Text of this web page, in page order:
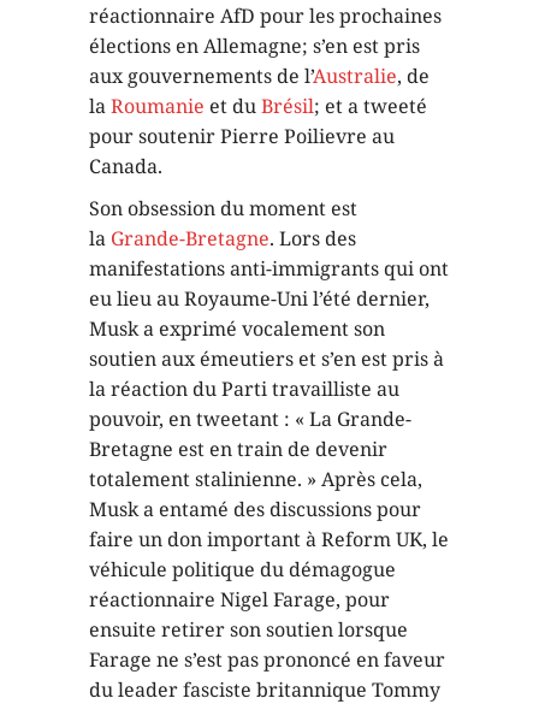
réactionnaire AfD pour les prochaines
élections en Allemagne; s’en est pris
aux gouvernements de l’Australie, de
laRoumanie et duBrésil; et a tweeté
pour soutenir Pierre Poilievre au
Canada.
Son obsession du moment est
la Grande-Bretagne. Lors des
manifestations anti-immigrants qui ont
eu lieu au Royaume-Uni l’été dernier,
Musk a exprimé vocalement son
soutien aux émeutiers et s’en est pris à
la réaction du Parti travailliste au
pouvoir, en tweetant : « La Grande-
Bretagne est en train de devenir
totalement stalinienne. » Après cela,
Musk a entamé des discussions pour
faire un don important à Reform UK, le
véhicule politique du démagogue
réactionnaire Nigel Farage, pour
ensuite retirer son soutien lorsque
Farage ne s’est pas prononcé en faveur
du leader fasciste britannique Tommy